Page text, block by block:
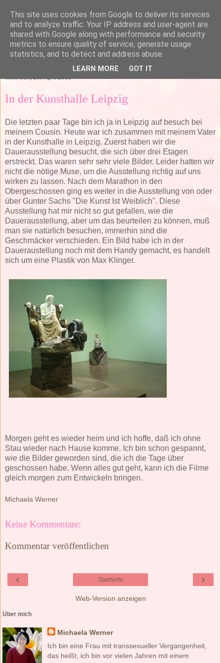
Mittwoch, 16. April 2008
In der Kunsthalle Leipzig
Die letzten paar Tage bin ich ja in Leipzig auf besuch bei
meinem Cousin. Heute war ich zusammen mit meinem Vater
in der Kunsthalle in Leipzig. Zuerst haben wir die
Dauerausstellung besucht, die sich über drei Etagen
erstreckt. Das waren sehr sehr viele Bilder. Leider hatten wir
nicht die nötige Muse, um die Ausstellung richtig auf uns
wirken zu lassen. Nach dem Marathon in den
Obergeschossen ging es weiter in die Ausstellung von oder
über Gunter Sachs "Die Kunst Ist Weiblich". Diese
Ausstellung hat mir nicht so gut gefallen, wie die
Dauerausstellung, aber um das beurteilen zu können, muß
man sie natürlich besuchen, immerhin sind die
Geschmäcker verschieden. Ein Bild habe ich in der
Daueraustellung noch mit dem Handy gemacht, es handelt
sich um eine Plastik von Max Klinger.
Morgen geht es wieder heim und ich hoffe, daß ich ohne
Stau wieder nach Hause komme. Ich bin schon gespannt,
wie die Bilder geworden sind, die ich die Tage über
geschossen habe. Wenn alles gut geht, kann ich die Filme
gleich morgen zum Entwickeln bringen.
Michaela Werner
Keine Kommentare:
Kommentar veröffentlichen
‹ ›
Startseite
Web-Version anzeigen
Über mich
Michaela Werner
Ich bin eine Frau mit transsexueller Vergangenheit,
das heißt, ich bin vor vielen Jahren mit einem
This site uses cookies from Google to deliver its services
and to analyze traffic. Your IP address and user-agent are
shared with Google along with performance and security
metrics to ensure quality of service, generate usage
statistics, and to detect and address abuse.
LEARN MORE GOT IT